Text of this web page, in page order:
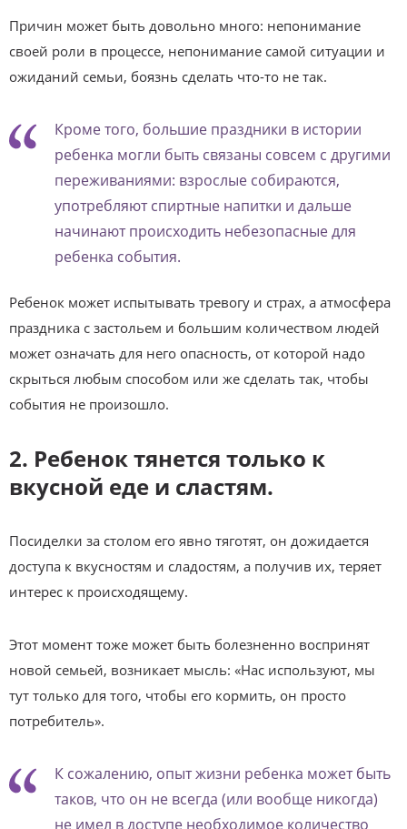
Причин может быть довольно много: непонимание
своей роли в процессе, непонимание самой ситуации и
ожиданий семьи, боязнь сделать что-то не так.
Кроме того, большие праздники в истории
ребенка могли быть связаны совсем с другими
переживаниями: взрослые собираются,
употребляют спиртные напитки и дальше
начинают происходить небезопасные для
ребенка события.
Ребенок может испытывать тревогу и страх, а атмосфера
праздника с застольем и большим количеством людей
может означать для него опасность, от которой надо
скрыться любым способом или же сделать так, чтобы
события не произошло.
2. Ребенок тянется только к
вкусной еде и сластям.
Посиделки за столом его явно тяготят, он дожидается
доступа к вкусностям и сладостям, а получив их, теряет
интерес к происходящему.
Этот момент тоже может быть болезненно воспринят
новой семьей, возникает мысль: «Нас используют, мы
тут только для того, чтобы его кормить, он просто
потребитель».
К сожалению, опыт жизни ребенка может быть
таков, что он не всегда (или вообще никогда)
не имел в доступе необходимое количество